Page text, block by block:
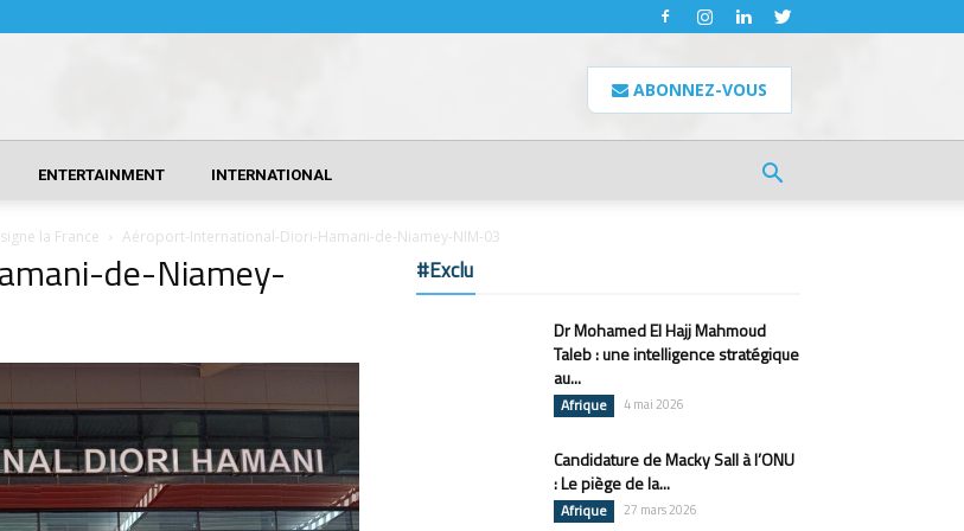
ABONNEZ-VOUS
ENTERTAINMENT INTERNATIONAL
la France Aéroport-International-Diori-Hamani-de-Niamey-NIM-03
de-Niamey-
#Exclu
Dr Mohamed El Hajj Mahmoud
Taleb : une intelligence stratégique
au...
Afrique 4 mai 2026
Candidature de Macky Sall à l’ONU
: Le piège de la...
Afrique 27 mars 2026